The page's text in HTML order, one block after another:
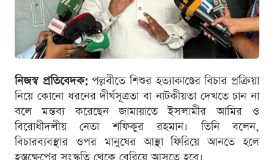
নিজস্ব প্রতিবেদক:পল্লবীতে শিশুর হত্যাকাণ্ডের বিচার প্রক্রিয়া
নিয়ে কোনো ধরনের দীর্ঘসূত্রতা বা নাটকীয়তা দেখতে চান না
বলে মন্তব্য করেছেন জামায়াতে ইসলামীর আমির ও
বিরোধীদলীয় নেতা শফিকুর রহমান। তিনি বলেন,
বিচারব্যবস্থার ওপর মানুষের আস্থা ফিরিয়ে আনতে হলে